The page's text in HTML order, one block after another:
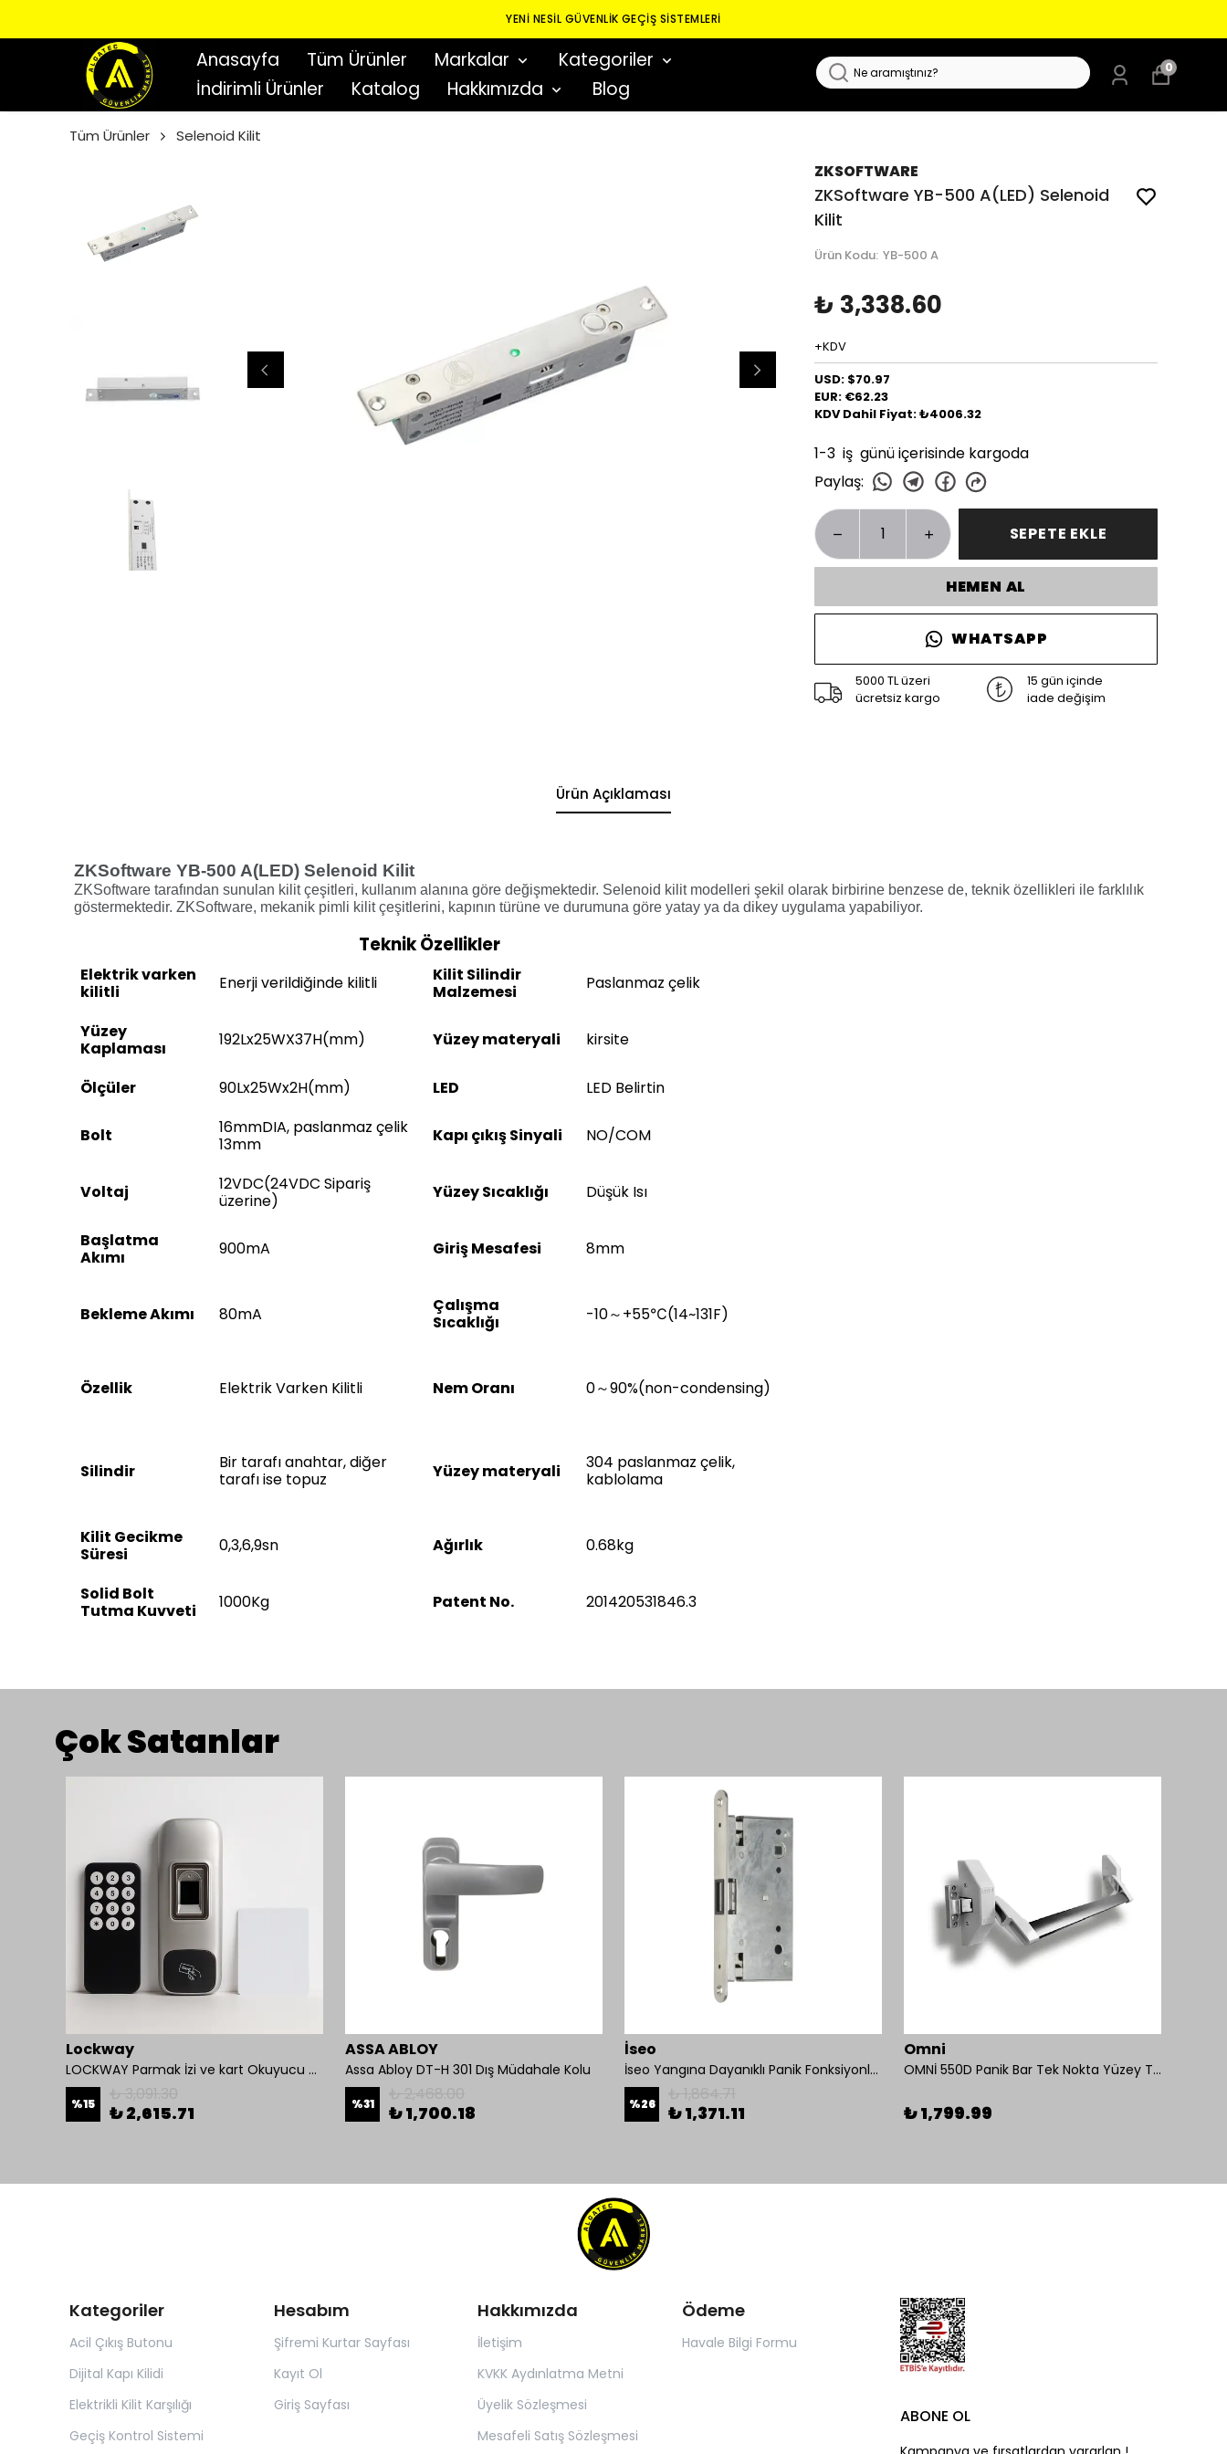
YENI NESIL GÜVENLIK GEÇIŞ SISTEMLERI
Anasayfa Tüm Ürünler Markalar
Kategoriler
İndirimli Ürünler
Katalog Hakkımızda Blog
0
Tüm Ürünler Selenoid Kilit
ZKSOFTWARE
ZKSoftware YB-500 A(LED) Selenoid
Kilit
Ürün Kodu: YB-500 A
₺ 3,338.60
+KDV
USD: $70.97
EUR: €62.23
KDV Dahil Fiyat: ₺4006.32
1-3 iş günü içerisinde kargoda
Paylaş:
SEPETE EKLE
HEMEN AL
WHATSAPP
5000 TL üzeri
ücretsiz kargo
15 gün içinde
iade değişim
Ürün Açıklaması
ZKSoftware YB-500 A(LED) Selenoid Kilit
ZKSoftware tarafından sunulan kilit çeşitleri, kullanım alanına göre değişmektedir. Selenoid kilitmodelleri şekil olarak birbirine benzese de, teknik özellikleri ile farklılık
göstermektedir. ZKSoftware, mekanik pimli kilit çeşitlerini, kapının türüne ve durumuna göre yatay ya da dikey uygulama yapabiliyor.
Teknik Özellikler
Elektrik varken
kilitli
Enerji verildiğinde kilitli
Kilit Silindir
Malzemesi
Paslanmaz çelik
Yüzey
Kaplaması
192Lx25WX37H(mm) Yüzey materyali kirsite
Ölçüler 90Lx25Wx2H(mm) LED LED Belirtin
Bolt
16mmDIA, paslanmaz çelik
13mm
Kapı çıkış Sinyali NO/COM
Voltaj
12VDC(24VDC Sipariş
üzerine)
Yüzey Sıcaklığı Düşük Isı
Başlatma
Akımı
900mA Giriş Mesafesi 8mm
Bekleme Akımı 80mA
Çalışma
Sıcaklığı
-10～+55℃(14~131F)
Özellik Elektrik Varken Kilitli Nem Oranı 0～90%(non-condensing)
Silindir
Bir tarafı anahtar, diğer
tarafı ise topuz
Yüzey materyali
304 paslanmaz çelik,
kablolama
Kilit Gecikme
Süresi
0,3,6,9sn Ağırlık 0.68kg
Solid Bolt
Tutma Kuvveti
1000Kg Patent No. 201420531846.3
Çok Satanlar
Lockway
LOCKWAY Parmak İzi ve kart Okuyucu Kontrol Paneli
%15 ₺ 2,615.71
ASSA ABLOY
Assa Abloy DT-H 301 Dış Müdahale Kolu
%31 ₺ 1,700.18
İseo
İseo Yangına Dayanıklı Panik Fonksiyonlu Pasif Kanat İçin Gömme Kilit
%26 ₺ 1,371.11
Omni
OMNİ 550D Panik Bar Tek Nokta Yüzey Tip
₺ 1,799.99
Kategoriler
Acil Çıkış Butonu
Dijital Kapı Kilidi
Elektrikli Kilit Karşılığı
Geçiş Kontrol Sistemi
Hesabım
Şifremi Kurtar Sayfası
Kayıt Ol
Giriş Sayfası
Hakkımızda
İletişim
KVKK Aydınlatma Metni
Üyelik Sözleşmesi
Mesafeli Satış Sözleşmesi
Ödeme
Havale Bilgi Formu
ABONE OL